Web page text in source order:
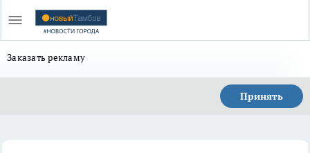
Заказать рекламу
Принять